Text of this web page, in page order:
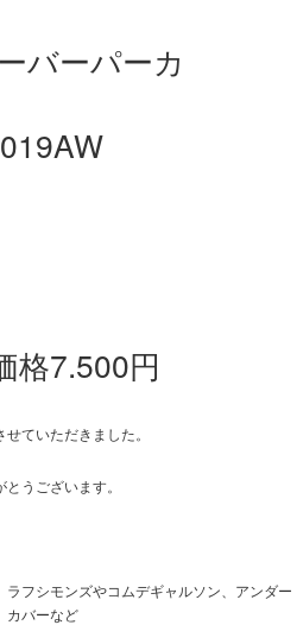
バーパーカ
格7.500円
せていただきました。
とうございます。
フシモンズやコムデギャルソン、アンダー
カバーなど